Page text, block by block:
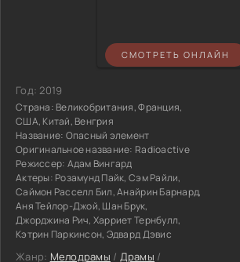
СМОТРЕТЬ ОНЛАЙН
Год:2019
Страна: Великобритания, Франция,
США, Китай, Венгрия
Название: Опасный элемент
Оригинальное название: Radioactive
Режиссер: Адам Вингард
Актеры: Розамунд Пайк, Сэм Райли,
Саймон Расселл Бил, Анайрин Барнард,
Аня Тейлор-Джой, Шан Брук,
Джорджина Рич, Харриет Тернбулл,
Кэтрин Паркинсон, Эдвард Дэвис
Жанр: Мелодрамы / Драмы /